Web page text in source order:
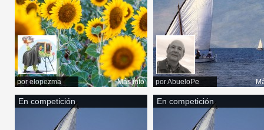
por elopezma Más info porAbueloPe
En competición En competición